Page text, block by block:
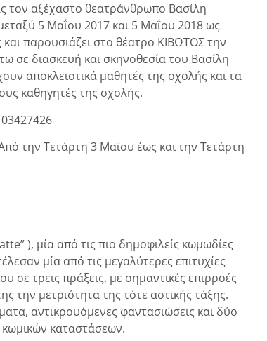
τον αξέχαστο θεατράνθρωπο Βασίλη
5 Μαΐου 2017 και 5 Μαΐου 2018 ως
παρουσιάζει στο θέατρο ΚΙΒΩΤΟΣ την
διασκευή και σκηνοθεσία του Βασίλη
αποκλειστικά μαθητές της σχολής και τα
καθηγητές της σχολής.
την Τετάρτη 3 Μαϊου έως και την Τετάρτη
), μία από τις πιο δημοφιλείς κωμωδίες
μία από τις μεγαλύτερες επιτυχίες
σε τρεις πράξεις, με σημαντικές επιρροές
την μετριότητα της τότε αστικής τάξης.
αντικρουόμενες φαντασιώσεις και δύο
κωμικών καταστάσεων.